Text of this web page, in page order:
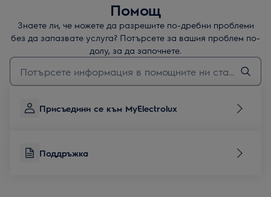
Помощ
Знаете ли, че можете да разрешите по-дребни проблеми
без да запазвате услуга? Потърсете за вашия проблем по-
долу, за да започнете.
Въведете текст за да потърсите статии за поддръжка
Присъедини се към MyElectrolux
Поддръжка